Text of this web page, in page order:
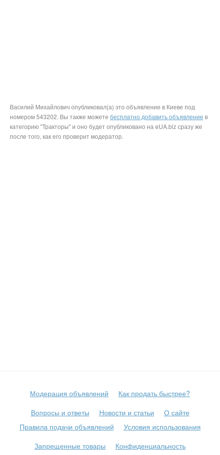
Василий Михайлович опубликовал(а) это объявление в Киеве под
номером 543202. Вы также можете бесплатно добавить объявление в
категорию "Тракторы" и оно будет опубликовано на eUA.biz сразу же
после того, как его проверит модератор.
Модерация объявлений
Как продать быстрее?
Вопросы и ответы
Новости и статьи
О сайте
Правила подачи объявлений
Условия использования
Запрещенные товары
Конфиденциальность